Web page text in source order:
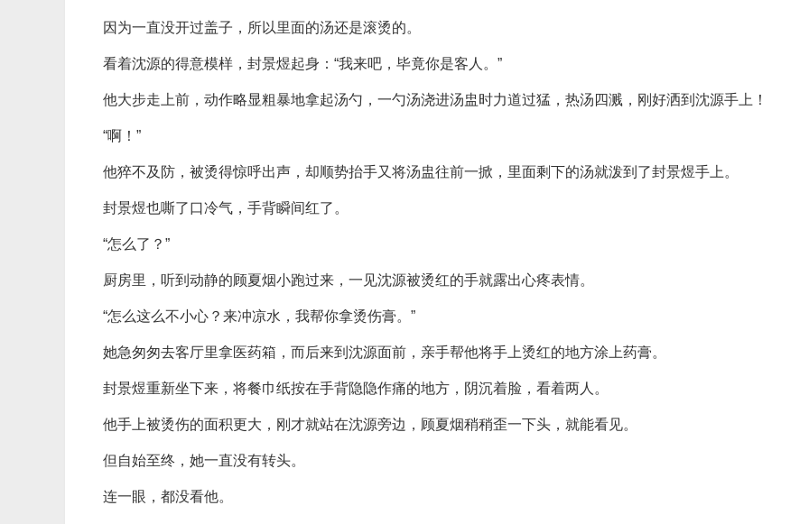
因为一直没开过盖子，所以里面的汤还是滚烫的。
看着沈源的得意模样，封景煜起身：“我来吧，毕竟你是客人。”
他大步走上前，动作略显粗暴地拿起汤勺，一勺汤浇进汤盅时力道过猛，热汤四溅，刚好洒到沈源手上！
“啊！”
他猝不及防，被烫得惊呼出声，却顺势抬手又将汤盅往前一掀，里面剩下的汤就泼到了封景煜手上。
封景煜也嘶了口冷气，手背瞬间红了。
“怎么了？”
厨房里，听到动静的顾夏烟小跑过来，一见沈源被烫红的手就露出心疼表情。
“怎么这么不小心？来冲凉水，我帮你拿烫伤膏。”
她急匆匆去客厅里拿医药箱，而后来到沈源面前，亲手帮他将手上烫红的地方涂上药膏。
封景煜重新坐下来，将餐巾纸按在手背隐隐作痛的地方，阴沉着脸，看着两人。
他手上被烫伤的面积更大，刚才就站在沈源旁边，顾夏烟稍稍歪一下头，就能看见。
但自始至终，她一直没有转头。
连一眼，都没看他。